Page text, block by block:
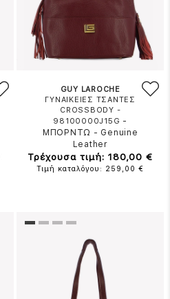
GUY LAROCHE
ΓΥΝΑΙΚΕΙΕΣ ΤΣΑΝΤΕΣ
CROSSBODY -
98100000J15G -
ΜΠΟΡΝΤΩ - Genuine
Leather
Τρέχουσα τιμή: 180,00 €
Τιμή καταλόγου: 259,00 €